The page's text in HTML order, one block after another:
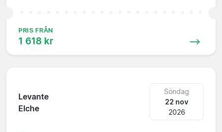
PRIS FRÅN
1 618 kr
Levante
Elche
Söndag
22 nov
2026